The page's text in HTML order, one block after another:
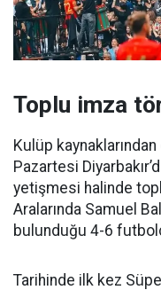
Toplu imza
Kulüp
Pazartesi
yetişmesi halinde
Aralarında Samuel
bulunduğu 4-6
Tarihinde ilk kez